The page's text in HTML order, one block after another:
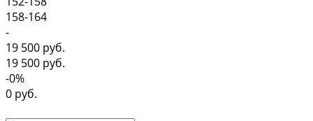
158-164
-
19 500 руб.
19 500 руб.
-0%
0 руб.